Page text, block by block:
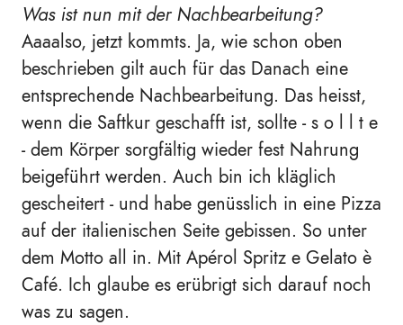
Was ist nun mit der Nachbearbeitung?
Aaaalso, jetzt kommts. Ja, wie schon oben
beschrieben gilt auch für das Danach eine
entsprechende Nachbearbeitung. Das heisst,
wenn die Saftkur geschafft ist, sollte - s o l l t e
- dem Körper sorgfältig wieder fest Nahrung
beigeführt werden. Auch bin ich kläglich
gescheitert - und habe genüsslich in eine Pizza
auf der italienischen Seite gebissen. So unter
dem Motto all in. Mit Apérol Spritz e Gelato è
Café. Ich glaube es erübrigt sich darauf noch
was zu sagen.